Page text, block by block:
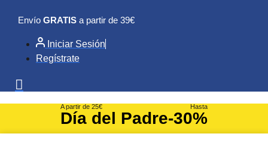
contenido
Envío GRATIS a partir de 39€
Iniciar Sesión
Regístrate
A partir de 25€
Día del Padre
Hasta
-30%